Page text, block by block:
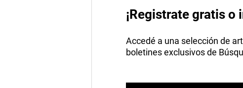
¡Registrate gratis o
Accedé a una selección de
boletines exclusivos de